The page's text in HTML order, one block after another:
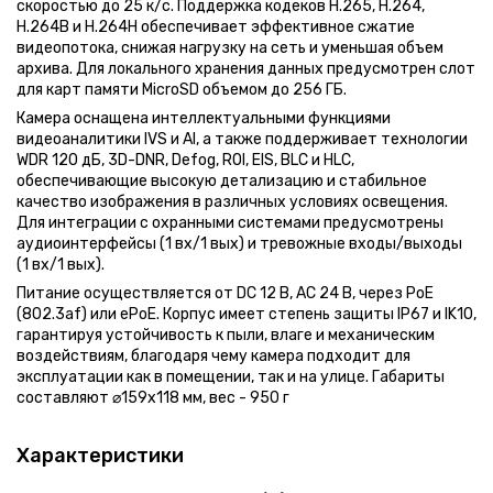
Датчик пожарной сигнализации купить
Купить датчик на движение
Цена видеорегистраторов
видеодомофон
ip домофон
комплекты домофонов
панель домофона
трубка домофона
аудиодомофон
аудиопанель домофона
беспроводная сигнализация
охранная сигнализация
датчики движения
комбинированные датчики движения
датчик разбития стекла
датчик удара
герконовые датчики
gsm сигнализация
потенциал сигнализация
пожарная сигнализация
датчик дыма
аякс сигнализация
кнопка выхода
электромеханический замок
электромагнитный замок
контроллер скуд
электромеханические защелка
доводчик двери
ключ от домофона
контроллеры доступа и считыватели
блок питания для сигнализации
распродажа видеорегистраторов
дешевые видеодомофоны
Камеры видеонаблюдения с разрешением 4 мп
Видеонаблюдение распродажа - sunkwang
Дополнительное оборудование для домофонов arny
Жесткие диски для видеонаблюдения western digital
Комплекты домофонов с гарантией 2 года
Доводчики дверей geze
Ip видеодомофоны с разрешением экрана 1280×800
Дополнительное оборудование для домофонов noname
Видеопанели для домофона с углом обзора 95⁰
Видеопанели для домофона с форматом видеосигнала h.265
Комплекты домофонов с фоторамкой
Камеры видеонаблюдения с разрешением 12 мп
Ip видеокамера dahua dh-ipc-hdbw2431rp-zas (2.7-13.5 мм)
Turbo hd видеокамера hikvision ds-2ce5ah8t-vpit3zf (2.7-13.5
мм)
Пожарный датчик тирас спк - тирас
Кабель vector 10х0.22 экран
Ip видеокамера dahua dh-ipc-hfw1435sp-w (2.8 мм)
Ip видеокамера dh-sd1a404xb-gnr (2.8 - 12 мм)
Ip видеокамера hikvision ds-2de5425iw-aе (b) (4.8-120 мм)
Turbo hd видеокамера hikvision ds-2ce16d0t-itfs (2.8 мм)
Видеопанель arny avp-ng522 2mpx
Датчик движения crow genius
Ip видеорегистратор dahua dhi-nvr5432-16p-i/l
Коммуникационный модуль лунь линд 7т доп.комплект
скоростью до 25 к/с. Поддержка кодеков H.265, H.264,
H.264B и H.264H обеспечивает эффективное сжатие
видеопотока, снижая нагрузку на сеть и уменьшая объем
архива. Для локального хранения данных предусмотрен слот
для карт памяти MicroSD объемом до 256 ГБ.
Камера оснащена интеллектуальными функциями
видеоаналитики IVS и AI, а также поддерживает технологии
WDR 120 дБ, 3D-DNR, Defog, ROI, EIS, BLC и HLC,
обеспечивающие высокую детализацию и стабильное
качество изображения в различных условиях освещения.
Для интеграции с охранными системами предусмотрены
аудиоинтерфейсы (1 вх/1 вых) и тревожные входы/выходы
(1 вх/1 вых).
Питание осуществляется от DC 12 В, AC 24 В, через PoE
(802.3af) или ePoE. Корпус имеет степень защиты IP67 и IK10,
гарантируя устойчивость к пыли, влаге и механическим
воздействиям, благодаря чему камера подходит для
эксплуатации как в помещении, так и на улице. Габариты
составляют ⌀159x118 мм, вес - 950 г
Характеристики